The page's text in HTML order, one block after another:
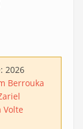
2026
Berrouka
Volte